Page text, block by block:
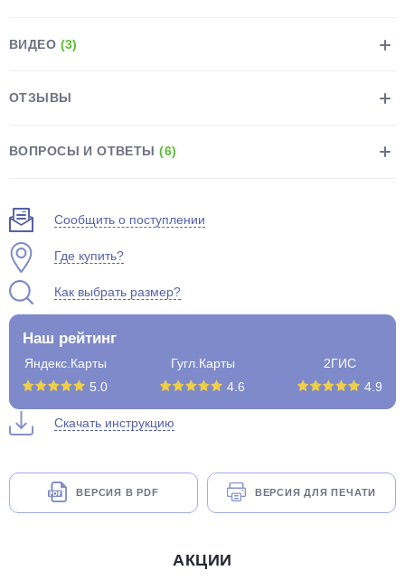
ВИДЕО (3)
ОТЗЫВЫ
ВОПРОСЫ И ОТВЕТЫ(6)
Сообщить о поступлении
Где купить?
Как выбрать размер?
Наш рейтинг
Яндекс.Карты
5.0
Гугл.Карты
4.6
2ГИС
4.9
Скачать инструкцию
ВЕРСИЯ В PDF ВЕРСИЯ ДЛЯ ПЕЧАТИ
АКЦИИ